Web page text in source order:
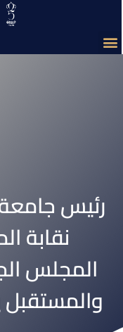
رئيس
نقابة
المجلس
والمستقبل